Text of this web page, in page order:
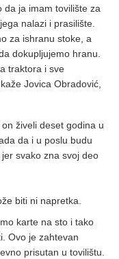
da ja imam tovilište za
nalazi i prasilište.
za ishranu stoke, a
dokupljujemo hranu.
traktora i sve
Jovica Obradović,
živeli deset godina u
da i u poslu budu
svako zna svoj deo
biti ni napretka.
karte na sto i tako
Ovo je zahtevan
prisutan u tovilištu.